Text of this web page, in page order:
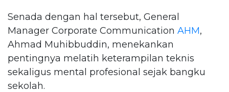
Senada dengan hal tersebut, General
Manager Corporate Communication AHM,
Ahmad Muhibbuddin, menekankan
pentingnya melatih keterampilan teknis
sekaligus mental profesional sejak bangku
sekolah.